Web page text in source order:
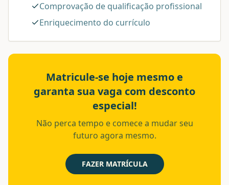
Comprovação de qualificação profissional
Enriquecimento do currículo
Matricule-se hoje mesmo e
garanta sua vaga com desconto
especial!
Não perca tempo e comece a mudar seu
futuro agora mesmo.
FAZER MATRÍCULA